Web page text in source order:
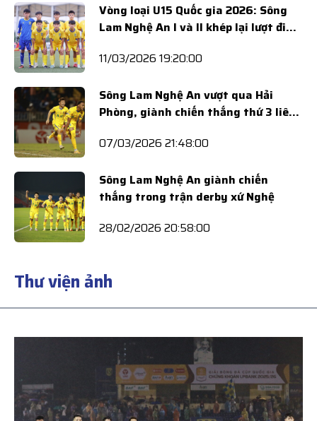
Vòng loại U15 Quốc gia 2026: Sông
Lam Nghệ An I và II khép lại lượt đi
11/03/2026 19:20:00
Sông Lam Nghệ An vượt qua Hải
Phòng, giành chiến thắng thứ 3 liên
07/03/2026 21:48:00
Sông Lam Nghệ An giành chiến
thắng trong trận derby xứ Nghệ
28/02/2026 20:58:00
Thư viện ảnh